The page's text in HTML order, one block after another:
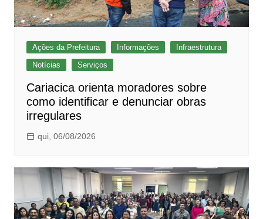
Ações da Prefeitura Informações
Infraestrutura
Notícias
Serviços
Cariacica orienta moradores sobre
como identificar e denunciar obras
irregulares
qui, 06/08/2026